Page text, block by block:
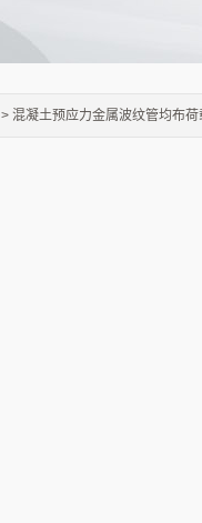
> 混凝土预应力金属波纹管均布